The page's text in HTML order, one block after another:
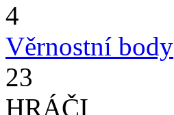
4
Věrnostní body
23
HRÁČI